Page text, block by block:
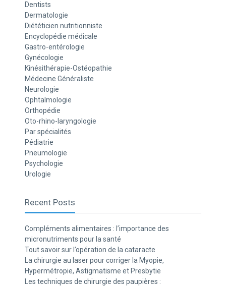
Dentists
Dermatologie
Diététicien nutritionniste
Encyclopédie médicale
Gastro-entérologie
Gynécologie
Kinésithérapie-Ostéopathie
Médecine Généraliste
Neurologie
Ophtalmologie
Orthopédie
Oto-rhino-laryngologie
Par spécialités
Pédiatrie
Pneumologie
Psychologie
Urologie
Recent Posts
Compléments alimentaires : l’importance des
micronutriments pour la santé
Tout savoir sur l’opération de la cataracte
La chirurgie au laser pour corriger la Myopie,
Hypermétropie, Astigmatisme et Presbytie
Les techniques de chirurgie des paupières :